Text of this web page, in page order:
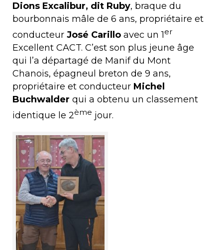
Dions Excalibur, dit Ruby, braque du
bourbonnais mâle de 6 ans, propriétaire et
conducteur José Carillo avec un 1er
Excellent CACT. C’est son plus jeune âge
qui l’a départagé de Manif du Mont
Chanois, épagneul breton de 9 ans,
propriétaire et conducteur Michel
Buchwalder qui a obtenu un classement
identique le 2ème jour.